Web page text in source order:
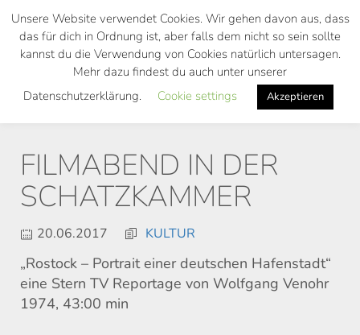
Skip
main
FILMABEND IN DER
SCHATZKAMMER
20.06.2017 KULTUR
„Rostock – Portrait einer deutschen Hafenstadt“
eine Stern TV Reportage von Wolfgang Venohr
1974, 43:00 min
Unsere Website verwendet Cookies. Wir gehen davon aus, dass
das für dich in Ordnung ist, aber falls dem nicht so sein sollte
kannst du die Verwendung von Cookies natürlich untersagen.
Mehr dazu findest du auch unter unserer
Datenschutzerklärung.
Cookie settings Akzeptieren